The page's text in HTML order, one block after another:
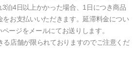
泊4日以上かかった場合、1日につき商品
お支払いいただきます。延滞料金につい
ージをメールにてお送りします。
店舗が限られておりますのでご注意くだ